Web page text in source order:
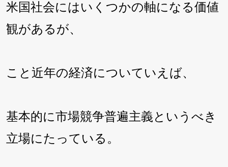
米国社会にはいくつかの軸になる価値
観があるが、
こと近年の経済についていえば、
基本的に市場競争普遍主義というべき
立場にたっている。